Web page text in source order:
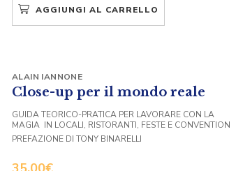
AGGIUNGI AL CARRELLO
Close-up per il mondo reale
ALAIN IANNONE
GUIDA TEORICO-PRATICA PER LAVORARE CON LA
MAGIA IN LOCALI, RISTORANTI, FESTE E CONVENTION
PREFAZIONE DI TONY BINARELLI